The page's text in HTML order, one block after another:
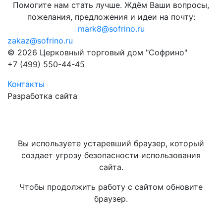
Помогите нам стать лучше. Ждём Ваши вопросы,
пожелания, предложения и идеи на почту:
mark8@sofrino.ru
zakaz@sofrino.ru
© 2026 Церковный торговый дом "Софрино"
+7 (499) 550-44-45
Контакты
Разработка сайта
Вы используете устаревший браузер, который
создает угрозу безопасности использования
сайта.
Чтобы продолжить работу с сайтом обновите
браузер.